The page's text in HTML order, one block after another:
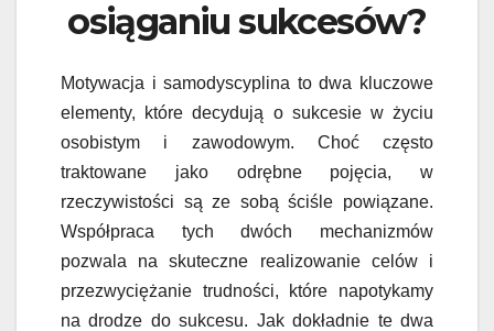
osiąganiu sukcesów?
Motywacja i samodyscyplina to dwa kluczowe
elementy, które decydują o sukcesie w życiu
osobistym i zawodowym. Choć często
traktowane jako odrębne pojęcia, w
rzeczywistości są ze sobą ściśle powiązane.
Współpraca tych dwóch mechanizmów
pozwala na skuteczne realizowanie celów i
przezwyciężanie trudności, które napotykamy
na drodze do sukcesu. Jak dokładnie te dwa